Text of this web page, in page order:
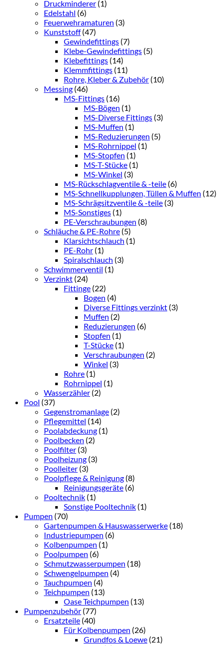
Druckminderer (1)
Edelstahl (6)
Feuerwehramaturen (3)
Kunststoff (47)
Gewindefittings (7)
Klebe-Gewindefittings (5)
Klebefittings (14)
Klemmfittings (11)
Rohre, Kleber & Zubehör (10)
Messing (46)
MS-Fittings (16)
MS-Bögen (1)
MS-Diverse Fittings (3)
MS-Muffen (1)
MS-Reduzierungen (5)
MS-Rohrnippel (1)
MS-Stopfen (1)
MS-T-Stücke (1)
MS-Winkel (3)
MS-Rückschlagventile & -teile (6)
MS-Schnellkupplungen, Tüllen & Muffen (12)
MS-Schrägsitzventile & -teile (3)
MS-Sonstiges (1)
PE-Verschraubungen (8)
Schläuche & PE-Rohre (5)
Klarsichtschlauch (1)
PE-Rohr (1)
Spiralschlauch (3)
Schwimmerventil (1)
Verzinkt (24)
Fittinge (22)
Bogen (4)
Diverse Fittings verzinkt (3)
Muffen (2)
Reduzierungen (6)
Stopfen (1)
T-Stücke (1)
Verschraubungen (2)
Winkel (3)
Rohre (1)
Rohrnippel (1)
Wasserzähler (2)
Pool (37)
Gegenstromanlage (2)
Pflegemittel (14)
Poolabdeckung (1)
Poolbecken (2)
Poolfilter (3)
Poolheizung (3)
Poolleiter (3)
Poolpflege & Reinigung (8)
Reinigungsgeräte (6)
Pooltechnik (1)
Sonstige Pooltechnik (1)
Pumpen (70)
Gartenpumpen & Hauswasserwerke (18)
Industriepumpen (6)
Kolbenpumpen (1)
Poolpumpen (6)
Schmutzwasserpumpen (18)
Schwengelpumpen (4)
Tauchpumpen (4)
Teichpumpen (13)
Oase Teichpumpen (13)
Pumpenzubehör (77)
Ersatzteile (40)
Für Kolbenpumpen (26)
Grundfos & Loewe (21)